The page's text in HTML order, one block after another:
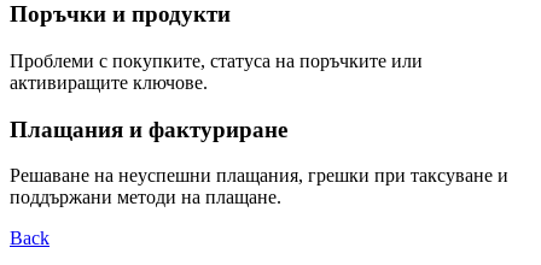
Поръчки и продукти
Проблеми с покупките, статуса на поръчките или
активиращите ключове.
Плащания и фактуриране
Решаване на неуспешни плащания, грешки при таксуване и
поддържани методи на плащане.
Back